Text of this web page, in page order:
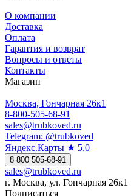
О компании
Доставка
Оплата
Гарантия и возврат
Вопросы и ответы
Контакты
Магазин
Москва, Гончарная 26к1
8-800-505-68-91
sales@trubkoved.ru
Telegram: @trubkoved
Яндекс.Карты ★ 5.0
8 800 505-68-91
sales@trubkoved.ru
г. Москва, ул. Гончарная 26к1
Подписаться